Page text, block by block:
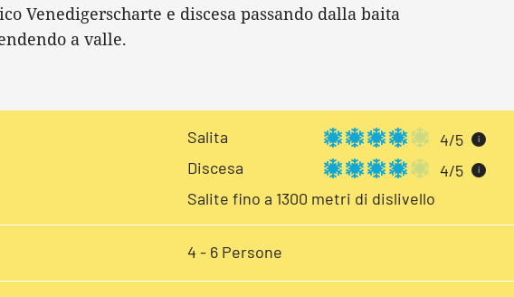
Venedigerscharte e discesa passando dalla baita
a valle.
Salita 4/5 i
Discesa 4/5 i
Salite fino a 1300 metri di dislivello
4 - 6 Persone